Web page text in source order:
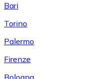
Bari
Torino
Palermo
Firenze